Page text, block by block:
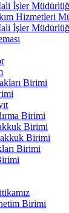
İşler
Hizmetleri
İşler
Birimi
Birimi
Birimi
Birimi
Birimi
Birimi